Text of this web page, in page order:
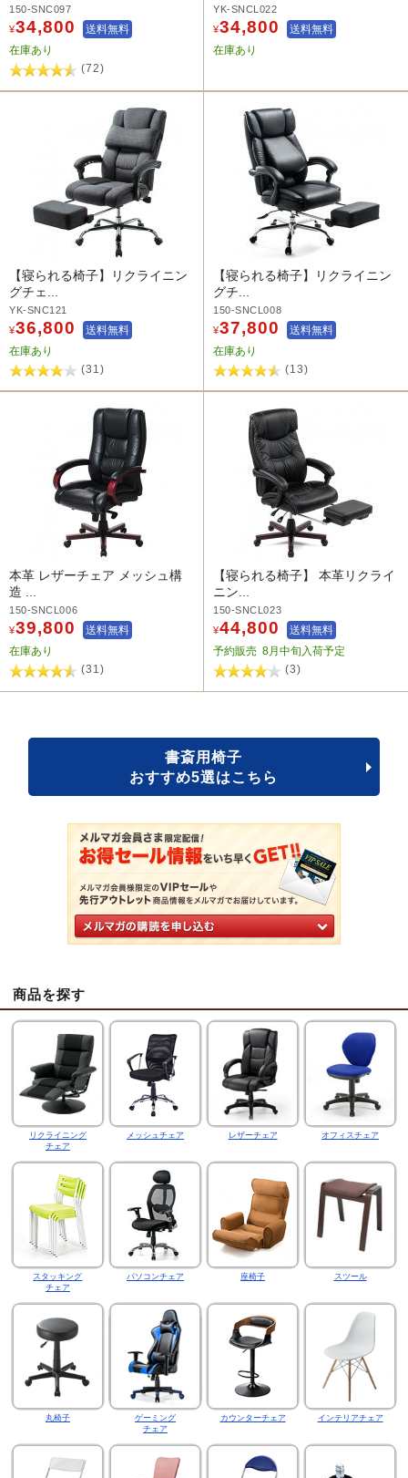
150-SNC097
¥34,800
送料無料
在庫あり
(72)
YK-SNCL022
¥34,800
送料無料
在庫あり
【寝られる椅子】リクライニン
グチェ...
YK-SNC121
¥36,800
送料無料
在庫あり
(31)
【寝られる椅子】リクライニン
グチ...
150-SNCL008
¥37,800
送料無料
在庫あり
(13)
本革 レザーチェア メッシュ構
造 ...
150-SNCL006
¥39,800
送料無料
在庫あり
(31)
【寝られる椅子】 本革リクライ
ニン...
150-SNCL023
¥44,800
送料無料
予約販売 8月中旬入荷予定
(3)
書斎用椅子
おすすめ5選はこちら
商品を探す
リクライニング
チェア
メッシュチェア レザーチェア オフィスチェア
スタッキング
チェア
パソコンチェア 座椅子 スツール
丸椅子
ゲーミング
チェア
カウンターチェア インテリアチェア